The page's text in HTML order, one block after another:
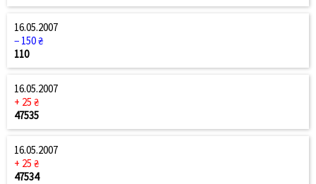
16.05.2007
− 150 ₴
110
16.05.2007
+ 25 ₴
47535
16.05.2007
+ 25 ₴
47534